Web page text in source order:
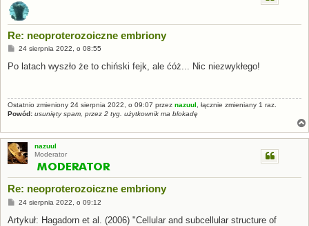
Re: neoproterozoiczne embriony
P
s
24 sierpnia 2022, o 08:55
Po latach wyszło że to chiński fejk, ale ćóż... Nic niezwykłego!
Ostatnio zmieniony 24 sierpnia 2022, o 09:07 przez nazuul , łącznie zmieniany 1 raz.
Powód: usunięty spam, przez 2 tyg. użytkownik ma blokadę
nazuul
Moderator
Re: neoproterozoiczne embriony
P
s
24 sierpnia 2022, o 09:12
Artykuł: Hagadorn et al. (2006) "Cellular and subcellular structure of